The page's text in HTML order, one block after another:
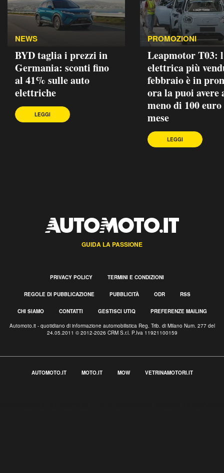
NEWS
BYD taglia i prezzi in
Germania: sconti fino
al 41% sulle auto
elettriche
LEGGI
PROMOZIONI
Leapmotor T03:
elettrica più
febbraio è in
ora la puoi avere
meno di 100
mese
LEGGI
GUIDA LA PASSIONE
PRIVACY POLICY TERMINI E CONDIZIONI
REGOLE DI PUBBLICAZIONE PUBBLICITÀ ODR RSS
CHI SIAMO CONTATTI GESTISCI UTIQ PREFERENZE MAILING
Automoto.it - quotidiano di informazione automobilistica Reg. Trib. di Milano Num. 277 del
24.05.2011 © 2012-2026 CRM S.r.l. P.Iva 11921100159
AUTOMOTO.IT MOTO.IT MOW VETRINAMOTORI.IT